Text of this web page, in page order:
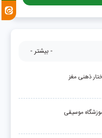
- بیشتر -
ذهنی مغز
موسیقی